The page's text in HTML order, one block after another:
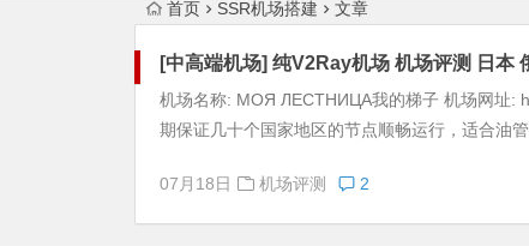
首页 SSR机场搭建 文章
[中高端机场] 纯V2Ray机场 机场评测 日本
机场名称: МОЯ ЛЕСТНИЦА我的梯子 机场网址:
期保证几十个国家地区的节点顺畅运行，适合油管
07月18日 机场评测 2